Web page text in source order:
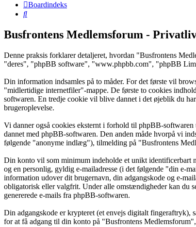
Boardindeks
Søg
Busfrontens Medlemsforum -
Denne praksis forklarer detaljeret, hvordan "Busfrontens
"deres", "phpBB software", "www.phpbb.com", "phpBB
Din information indsamles på to måder. For det første vil
"midlertidige internetfiler"-mappe. De første to cookies
softwaren. En tredje cookie vil blive dannet i det øjeblik du
brugeroplevelse.
Vi danner også cookies eksternt i forhold til phpBB-
dannet med phpBB-softwaren. Den anden måde hvorpå vi
følgende "anonyme indlæg"), tilmelding på "Busfrontens
Din konto vil som minimum indeholde et unikt identificerbart
og en personlig, gyldig e-mailadresse (i det følgende "din e-
information udover dit brugernavn, din adgangskode og e-
obligatorisk eller valgfrit. Under alle omstændigheder kan du
genererede e-mails fra phpBB-softwaren.
Din adgangskode er krypteret (et envejs digitalt fingeraftryk),
for at få adgang til din konto på "Busfrontens